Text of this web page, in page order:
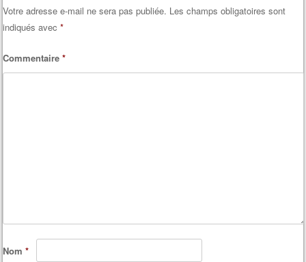
Votre adresse e-mail ne sera pas publiée. Les champs obligatoires sont
indiqués avec*
Commentaire*
Nom*